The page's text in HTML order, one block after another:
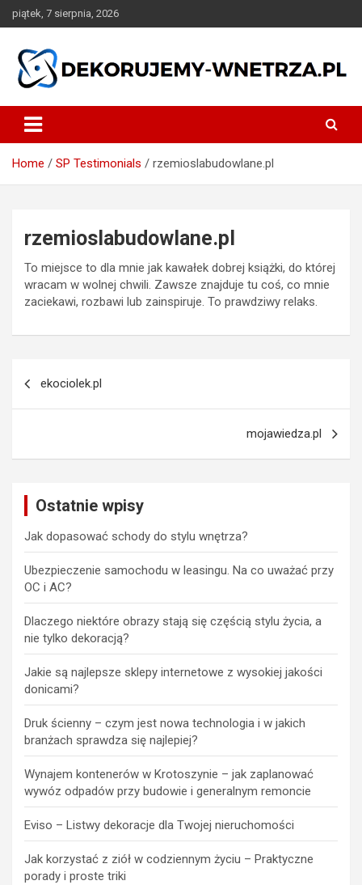
Skip
to
piątek, 7 sierpnia, 2026
dekorujemy-wnetrza.pl
Home SP Testimonials rzemioslabudowlane.pl
rzemioslabudowlane.pl
To miejsce to dla mnie jak kawałek dobrej książki, do której
wracam w wolnej chwili. Zawsze znajduje tu coś, co mnie
zaciekawi, rozbawi lub zainspiruje. To prawdziwy relaks.
ekociolek.pl
mojawiedza.pl
Ostatnie wpisy
Jak dopasować schody do stylu wnętrza?
Ubezpieczenie samochodu w leasingu. Na co uważać przy
OC i AC?
Dlaczego niektóre obrazy stają się częścią stylu życia, a
nie tylko dekoracją?
Jakie są najlepsze sklepy internetowe z wysokiej jakości
donicami?
Druk ścienny – czym jest nowa technologia i w jakich
branżach sprawdza się najlepiej?
Wynajem kontenerów w Krotoszynie – jak zaplanować
wywóz odpadów przy budowie i generalnym remoncie
Eviso – Listwy dekoracje dla Twojej nieruchomości
Jak korzystać z ziół w codziennym życiu – Praktyczne
porady i proste triki